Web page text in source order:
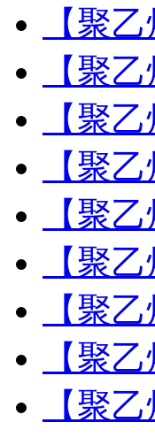
【聚
【聚
【聚
【聚
【聚
【聚
【聚
【聚
【聚